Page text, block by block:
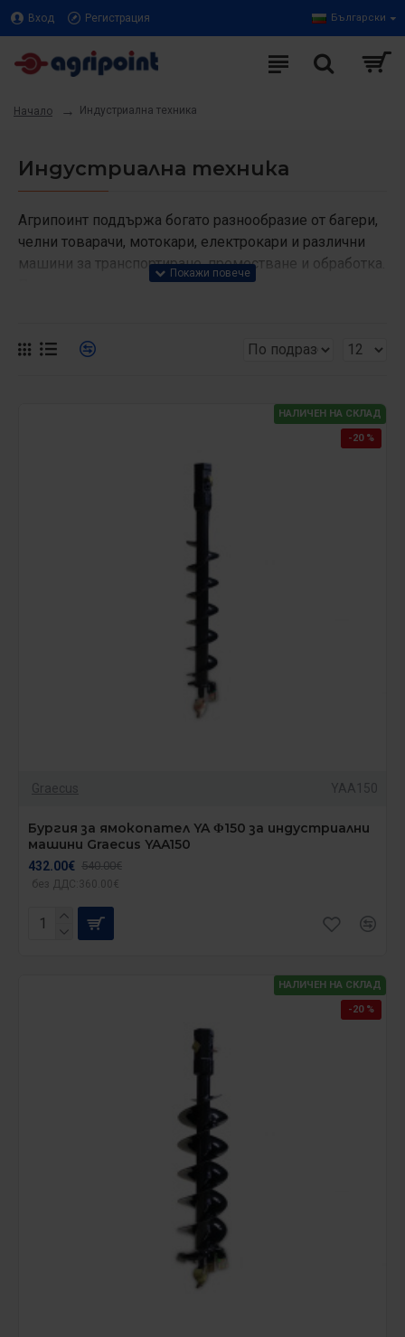
Вход Регистрация Български
Начало Индустриална техника
Индустриална техника
Агрипоинт поддържа богато разнообразие от багери,
челни товарачи, мотокари, електрокари и различни
машини за транспортиране, преместване и обработка.
Предлаганата техника е в съчетание на цена и
НАЛИЧЕН НА СКЛАД
-20 %
Graecus YAA150
Бургия за ямокопател YA Φ150 за индустриални
машини Graecus YAA150
432.00€ 540.00€
без ДДС:360.00€
НАЛИЧЕН НА СКЛАД
-20 %